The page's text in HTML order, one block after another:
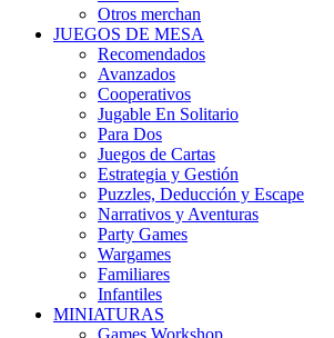
Otros merchan
JUEGOS DE MESA
Recomendados
Avanzados
Cooperativos
Jugable En Solitario
Para Dos
Juegos de Cartas
Estrategia y Gestión
Puzzles, Deducción y Escape
Narrativos y Aventuras
Party Games
Wargames
Familiares
Infantiles
MINIATURAS
Games Workshop